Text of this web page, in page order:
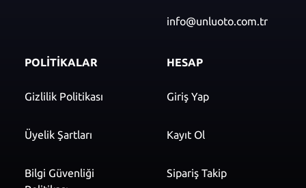
info@unluoto.com.tr
POLİTİKALAR
Gizlilik Politikası
Üyelik Şartları
Bilgi Güvenliği
HESAP
Giriş Yap
Kayıt Ol
Sipariş Takip